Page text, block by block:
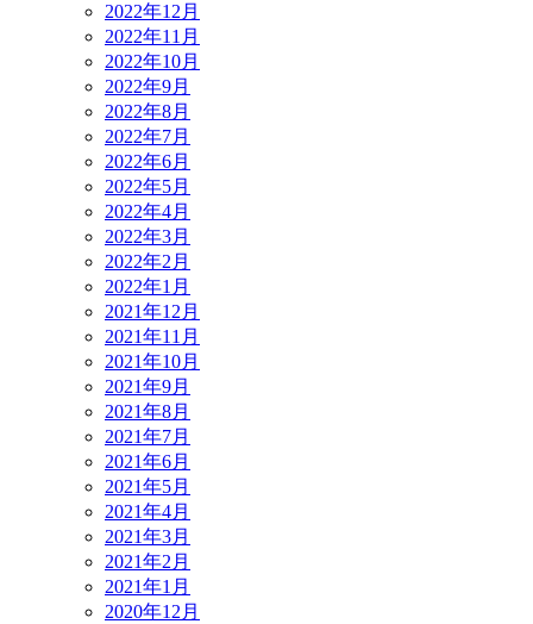
2022年12月
2022年11月
2022年10月
2022年9月
2022年8月
2022年7月
2022年6月
2022年5月
2022年4月
2022年3月
2022年2月
2022年1月
2021年12月
2021年11月
2021年10月
2021年9月
2021年8月
2021年7月
2021年6月
2021年5月
2021年4月
2021年3月
2021年2月
2021年1月
2020年12月